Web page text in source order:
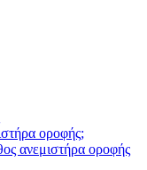
οροφής;
ανεμιστήρα οροφής